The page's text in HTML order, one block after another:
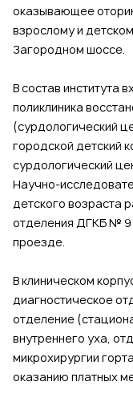
оказывающее
взрослому и
Загородном шоссе.
В состав института
поликлиника
(сурдологический
городской детский
сурдологический
Научно-
детского возраста
отделения ДГКБ № 9
проезде.
В клиническом
диагностическое
отделение
внутреннего уха,
микрохирургии
оказанию платных